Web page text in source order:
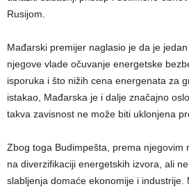
Rusijom.
Mađarski premijer naglasio je da je
njegove vlade očuvanje energetske
isporuka i što nižih cena energenata za
istakao, Mađarska je i dalje značajno
takva zavisnost ne može biti uklonjena
Zbog toga Budimpešta, prema njegovim
na diverzifikaciji energetskih izvora, ali
slabljenja domaće ekonomije i industrije.